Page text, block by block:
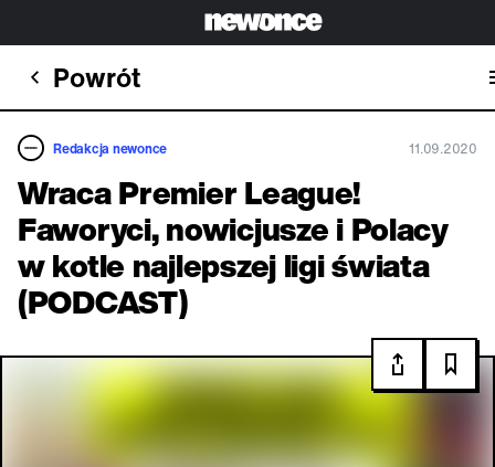
Powrót
Redakcja newonce 11.09.2020
Wraca Premier League!
Faworyci, nowicjusze i Polacy
w kotle najlepszej ligi świata
(PODCAST)